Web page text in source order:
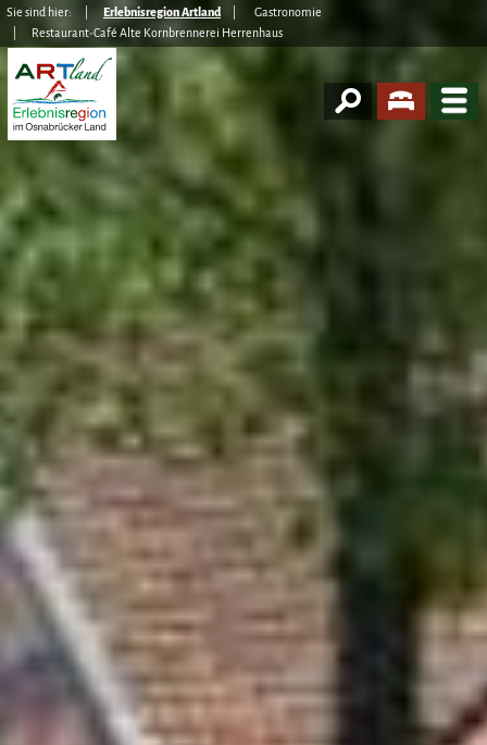
Sie sind hier: Erlebnisregion Artland
Gastronomie
Restaurant-Café Alte Kornbrennerei Herrenhaus